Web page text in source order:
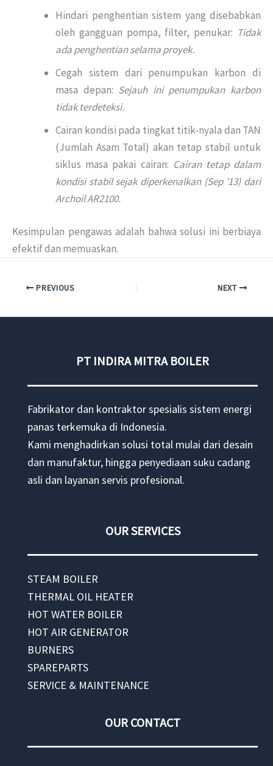
Hindari penghentian sistem yang disebabkan
oleh gangguan pompa, filter, penukar: Tidak
ada penghentian selama proyek.
Cegah sistem dari penumpukan karbon di
masa depan: Sejauh ini penumpukan karbon
tidak terdeteksi.
Cairan kondisi pada tingkat titik-nyala dan TAN
(Jumlah Asam Total) akan tetap stabil untuk
siklus masa pakai cairan: Cairan tetap dalam
kondisi stabil sejak diperkenalkan (Sep ’13) dari
Archoil AR2100.
Kesimpulan pengawas adalah bahwa solusi ini berbiaya
efektif dan memuaskan.
PREVIOUS NEXT
PT INDIRA MITRA BOILER
Fabrikator dan kontraktor spesialis sistem energi
panas terkemuka di Indonesia.
Kami menghadirkan solusi total mulai dari desain
dan manufaktur, hingga penyediaan suku cadang
asli dan layanan servis profesional.
OUR SERVICES
STEAM BOILER
THERMAL OIL HEATER
HOT WATER BOILER
HOT AIR GENERATOR
BURNERS
SPAREPARTS
SERVICE & MAINTENANCE
OUR CONTACT